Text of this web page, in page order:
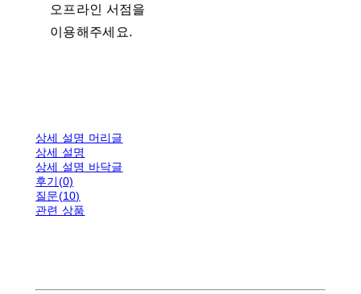
오프라인 서점을
이용해주세요.
상세 설명 머리글
상세 설명
상세 설명 바닥글
후기(0)
질문(10)
관련 상품